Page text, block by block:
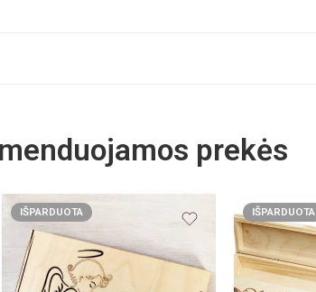
prekės
IŠPARDUOTA IŠPARDUOTA